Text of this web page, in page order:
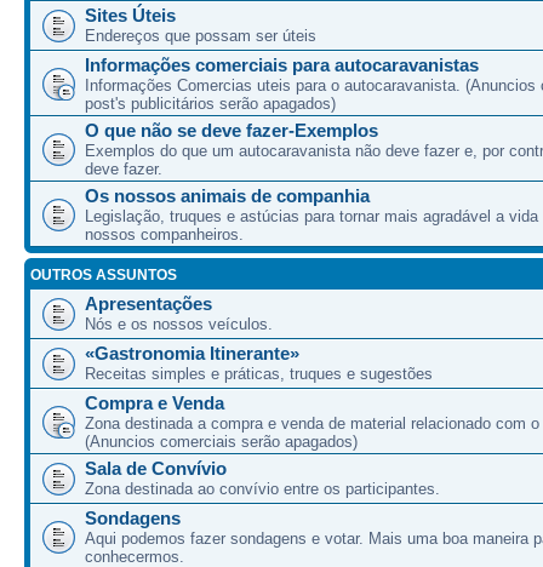
Sites Úteis
Endereços que possam ser úteis
Informações comerciais para autocaravanistas
Informações Comercias uteis para o autocaravanista. (Anuncios
post's publicitários serão apagados)
O que não se deve fazer-Exemplos
Exemplos do que um autocaravanista não deve fazer e, por
deve fazer.
Os nossos animais de companhia
Legislação, truques e astúcias para tornar mais agradável a vida
nossos companheiros.
OUTROS ASSUNTOS
Apresentações
Nós e os nossos veículos.
«Gastronomia Itinerante»
Receitas simples e práticas, truques e sugestões
Compra e Venda
Zona destinada a compra e venda de material relacionado com
(Anuncios comerciais serão apagados)
Sala de Convívio
Zona destinada ao convívio entre os participantes.
Sondagens
Aqui podemos fazer sondagens e votar. Mais uma boa maneira
conhecermos.